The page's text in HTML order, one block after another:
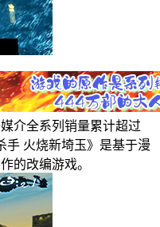
介全系列销量累计超过
手 火烧新埼玉》是基于漫
的改编游戏。